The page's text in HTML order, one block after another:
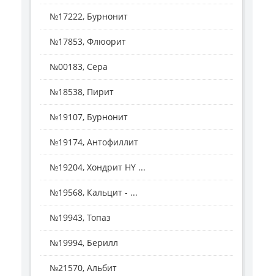
№17222, Бурнонит
№17853, Флюорит
№00183, Сера
№18538, Пирит
№19107, Бурнонит
№19174, Антофиллит
№19204, Хондрит HY ...
№19568, Кальцит - ...
№19943, Топаз
№19994, Берилл
№21570, Альбит